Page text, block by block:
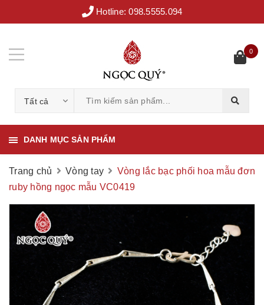
Hotline:098.5555.094
Tất cả
0
DANH MỤC SẢN PHẨM
Trang chủ Vòng tay
Vòng lắc bạc phối hoa mẫu đơn
ruby hồng ngọc mẫu VC0419